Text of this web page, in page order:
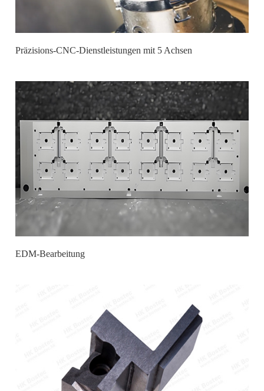
Präzisions-CNC-Dienstleistungen mit 5 Achsen
EDM-Bearbeitung